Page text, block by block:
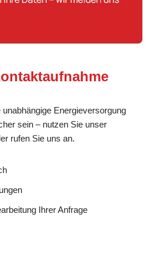
Energieversorgung
sein – nutzen Sie unser
rufen Sie uns an.
Ihrer Anfrage